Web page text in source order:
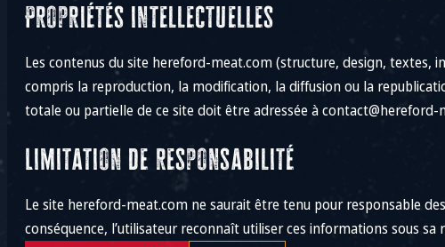
Propriétés intellectuelles
Les contenus du site hereford-meat.com (structure, design, textes,
compris la reproduction, la modification, la diffusion ou la
totale ou partielle de ce site doit être adressée à contact@hereford-
Limitation de responsabilité
Le site hereford-meat.com ne saurait être tenu pour responsable
conséquence, l’utilisateur reconnaît utiliser ces informations sous sa